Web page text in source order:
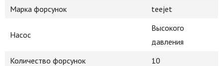
Марка форсунок
teejet
Насос
Высокого
давления
Количество форсунок
10